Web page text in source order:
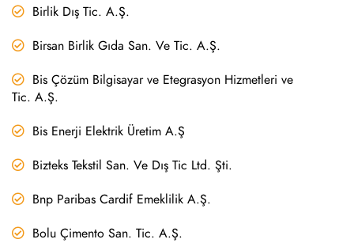
Birlik Dış Tic. A.Ş.
Birsan Birlik Gıda San. Ve Tic. A.Ş.
Bis Çözüm Bilgisayar ve Etegrasyon Hizmetleri ve
Tic. A.Ş.
Bis Enerji Elektrik Üretim A.Ş
Bizteks Tekstil San. Ve Dış Tic Ltd. Şti.
Bnp Paribas Cardif Emeklilik A.Ş.
Bolu Çimento San. Tic. A.Ş.